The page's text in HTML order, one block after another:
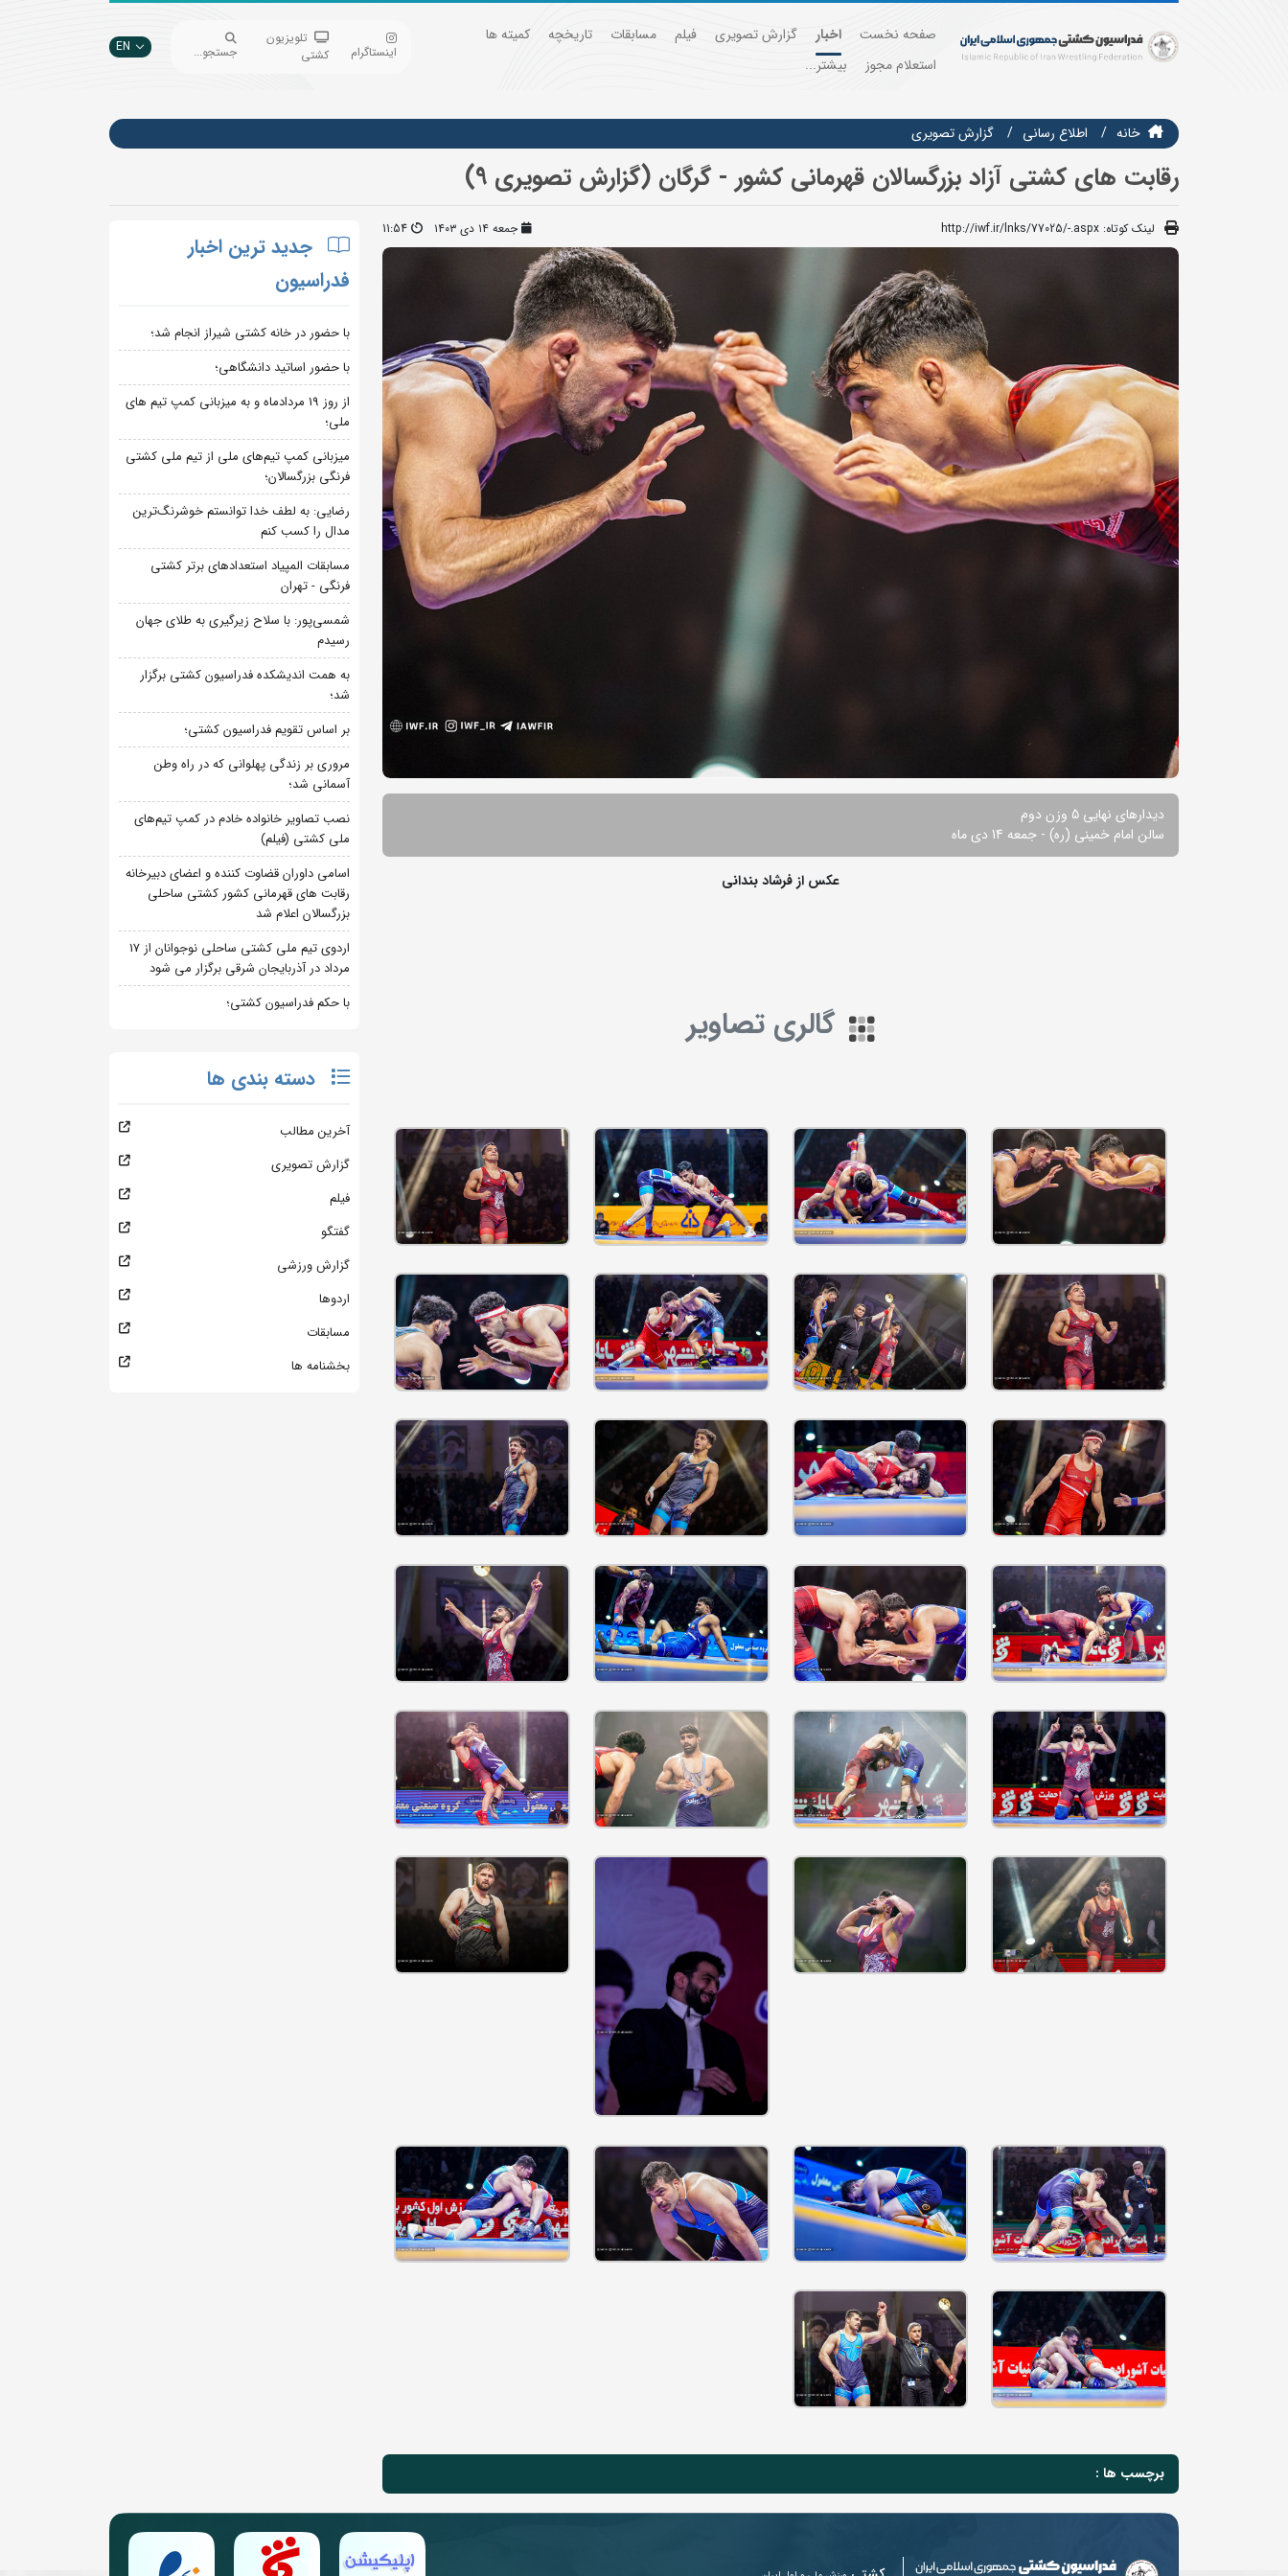
صفحه نخست اخبار گزارش تصویری فیلم مسابقات تاریخچه
کمیته ها
استعلام مجوز
بیشتر...
اینستاگرام
تلویزیون
کشتی
جستجو... EN
خانه اطلاع رسانی گزارش تصويري
رقابت های کشتی آزاد بزرگسالان قهرمانی کشور - گرگان (گزارش تصویری 9)
لینک کوتاه: http://iwf.ir/lnks/77025/-.aspx جمعه ۱۴ دی ۱۴۰۳ 11:54
دیدارهای نهایی 5 وزن دوم
سالن امام خمینی (ره) - جمعه 14 دی ماه
عکس از فرشاد بندانی
گالری تصاویر
برچسب ها :
جدید ترین اخبار
فدراسیون
با حضور در خانه کشتی شیراز انجام شد؛
با حضور اساتید دانشگاهی؛
از روز 19 مردادماه و به میزبانی کمپ تیم های
ملی؛
میزبانی کمپ تیم‌های ملی از تیم ملی کشتی
فرنگی بزرگسالان؛
رضایی: به لطف خدا توانستم خوشرنگ‌ترین
مدال را کسب کنم
مسابقات المپیاد استعدادهای برتر کشتی
فرنگی - تهران
شمسی‌پور: با سلاح زیرگیری به طلای جهان
رسیدم
به همت اندیشکده فدراسیون کشتی برگزار
شد؛
بر اساس تقویم فدراسیون کشتی؛
مروری بر زندگی پهلوانی که در راه وطن
آسمانی شد؛
نصب تصاویر خانواده خادم در کمپ تیم‌های
ملی کشتی (فیلم)
اسامی داوران قضاوت کننده و اعضای دبیرخانه
رقابت های قهرمانی کشور کشتی ساحلی
بزرگسالان اعلام شد
اردوی تیم ملی کشتی ساحلی نوجوانان از 17
مرداد در آذربایجان شرقی برگزار می شود
با حکم فدراسیون کشتی؛
دسته بندی ها
آخرین مطالب
گزارش تصویری
فیلم
گفتگو
گزارش ورزشی
اردوها
مسابقات
بخشنامه ها